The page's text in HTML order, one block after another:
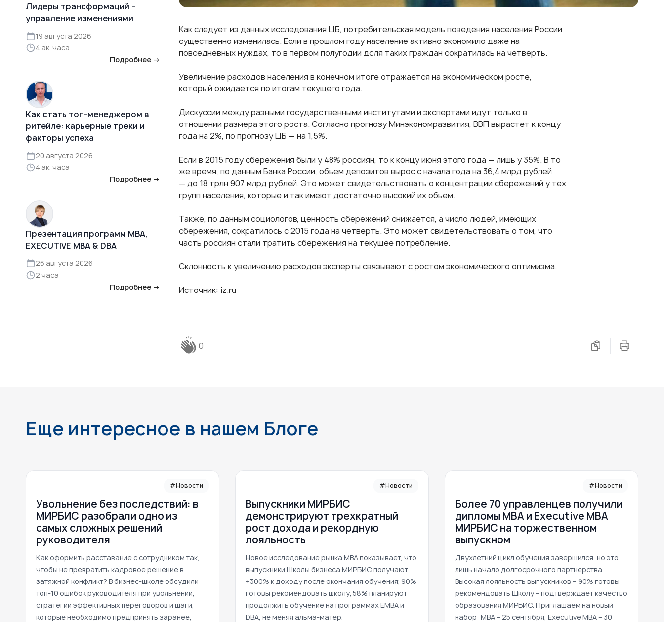
Как следует из данных исследования ЦБ, потребительская модель поведения населения России
существенно изменилась. Если в прошлом году население активно экономило даже на
повседневных нуждах, то в первом полугодии доля таких граждан сократилась на четверть.
Увеличение расходов населения в конечном итоге отражается на экономическом росте,
который ожидается по итогам текущего года.
Дискуссии между разными государственными институтами и экспертами идут только в
отношении размера этого роста. Согласно прогнозу Минэкономразвития, ВВП вырастет к концу
года на 2%, по прогнозу ЦБ — на 1,5%.
Если в 2015 году сбережения были у 48% россиян, то к концу июня этого года — лишь у 35%. В то
же время, по данным Банка России, объем депозитов вырос с начала года на 36,4 млрд рублей
— до 18 трлн 907 млрд рублей. Это может свидетельствовать о концентрации сбережений у тех
групп населения, которые и так имеют достаточно высокий их объем.
Также, по данным социологов, ценность сбережений снижается, а число людей, имеющих
сбережения, сократилось с 2015 года на четверть. Это может свидетельствовать о том, что
часть россиян стали тратить сбережения на текущее потребление.
Склонность к увеличению расходов эксперты связывают с ростом экономического оптимизма.
Источник: iz.ru
Лидеры трансформаций –
управление изменениями
19 августа 2026
4 ак. часа
Подробнее →
Как стать топ-менеджером в
ритейле: карьерные треки и
факторы успеха
20 августа 2026
4 ак. часа
Подробнее →
Презентация программ MBA,
EXECUTIVE MBA & DBA
26 августа 2026
2 часа
Подробнее →
0
Еще интересное в нашем Блоге
#Новости
Увольнение без последствий: в
МИРБИС разобрали одно из
самых сложных решений
руководителя
Как оформить расставание с сотрудником так,
чтобы не превратить кадровое решение в
затяжной конфликт? В бизнес-школе обсудили
топ-10 ошибок руководителя при увольнении,
стратегии эффективных переговоров и шаги,
которые необходимо предпринять заранее,
#Новости
Выпускники МИРБИС
демонстрируют трехкратный
рост дохода и рекордную
лояльность
Новое исследование рынка MBA показывает, что
выпускники Школы бизнеса МИРБИС получают
+300% к доходу после окончания обучения; 90%
готовы рекомендовать школу; 58% планируют
продолжить обучение на программах EMBA и
DBA, не меняя альма-матер.
#Новости
Более 70 управленцев получили
дипломы MBA и Executive MBA
МИРБИС на торжественном
выпускном
Двухлетний цикл обучения завершился, но это
лишь начало долгосрочного партнерства.
Высокая лояльность выпускников – 90% готовы
рекомендовать Школу – подтверждает качество
образования МИРБИС. Приглашаем на новый
набор: MBA – 25 сентября, Executive MBA – 30